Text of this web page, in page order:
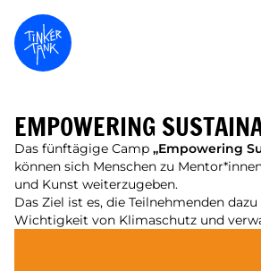
EMPOWERING
Das fünftägige Camp „Empowering
können sich Menschen zu
und Kunst weiterzugeben.
Das Ziel ist es, die Teilnehmenden
Wichtigkeit von Klimaschutz und